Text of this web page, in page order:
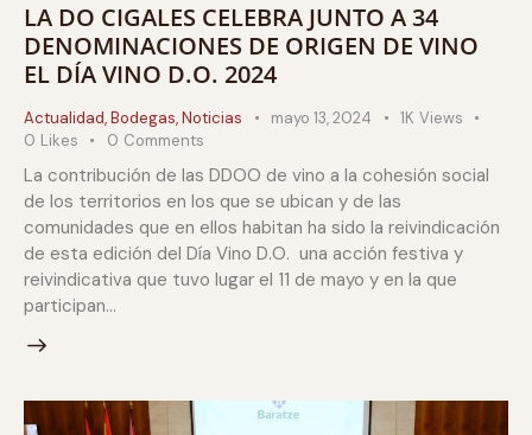
LA DO CIGALES CELEBRA JUNTO A 34
DENOMINACIONES DE ORIGEN DE VINO
EL DÍA VINO D.O. 2024
Actualidad,Bodegas,Noticias mayo 13, 2024 1K Views
0 Likes 0 Comments
La contribución de las DDOO de vino a la cohesión social
de los territorios en los que se ubican y de las
comunidades que en ellos habitan ha sido la reivindicación
de esta edición del Día Vino D.O. una acción festiva y
reivindicativa que tuvo lugar el 11 de mayo y en la que
participan…